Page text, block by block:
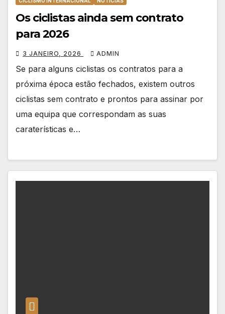
Os ciclistas ainda sem contrato
para 2026
3 JANEIRO, 2026 ADMIN
Se para alguns ciclistas os contratos para a
próxima época estão fechados, existem outros
ciclistas sem contrato e prontos para assinar por
uma equipa que correspondam as suas
caraterísticas e…